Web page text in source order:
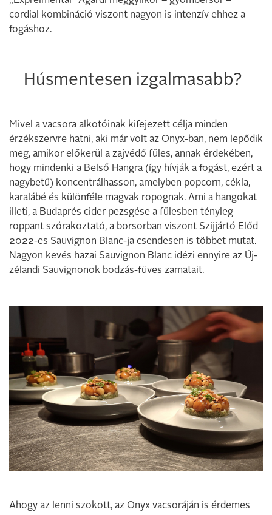
cordial kombináció viszont nagyon is intenzív ehhez a
fogáshoz.
Húsmentesen izgalmasabb?
Mivel a vacsora alkotóinak kifejezett célja minden
érzékszervre hatni, aki már volt az Onyx-ban, nem lepődik
meg, amikor előkerül a zajvédő füles, annak érdekében,
hogy mindenki a Belső Hangra (így hívják a fogást, ezért a
nagybetű) koncentrálhasson, amelyben popcorn, cékla,
karalábé és különféle magvak ropognak. Ami a hangokat
illeti, a Budaprés cider pezsgése a fülesben tényleg
roppant szórakoztató, a borsorban viszont Szijjártó Előd
2022-es Sauvignon Blanc-ja csendesen is többet mutat.
Nagyon kevés hazai Sauvignon Blanc idézi ennyire az Új-
zélandi Sauvignonok bodzás-füves zamatait.
Ahogy az lenni szokott, az Onyx vacsoráján is érdemes